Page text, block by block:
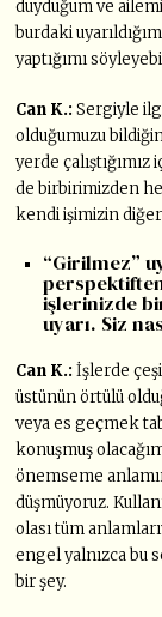
duyduğum ve
burdaki
yaptığımı
Can K.: Sergiyle
olduğumuzu
yerde
de birbirimizden
kendi işimizin
“Girilmez”
işlerinizde
uyarı. Siz
Can K.: İşlerde
üstünün örtülü
veya es geçmek
konuşmuş
önemseme
düşmüyoruz.
olası tüm
engel yalnızca bu
bir şey.